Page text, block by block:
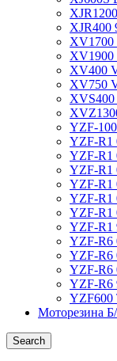
XJR400
XV1700
XV1900
XV400
XV750
XVS400
YZF-
YZF-R1
YZF-R1
YZF-R1
YZF-R1
YZF-R1
YZF-R1
YZF-R1
YZF-R6
YZF-R6
YZF-R6
YZF-R6
YZF600
Моторезина
Search